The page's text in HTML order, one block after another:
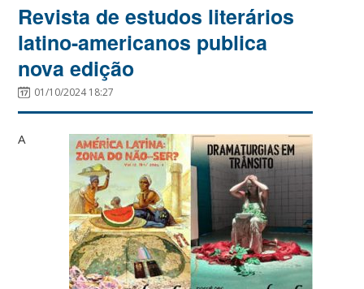
Revista de estudos literários
latino-americanos publica
nova edição
01/10/2024 18:27
A